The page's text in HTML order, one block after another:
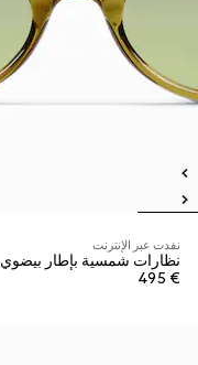
نفدت عبر الإنترنت
نظارات شمسية بإطار بيضوي
€ 495